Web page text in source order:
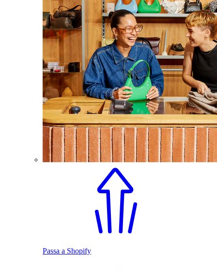
Passa a Shopify